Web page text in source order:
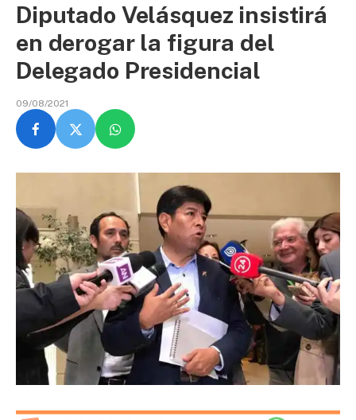
Diputado Velásquez insistirá
en derogar la figura del
Delegado Presidencial
09/08/2021